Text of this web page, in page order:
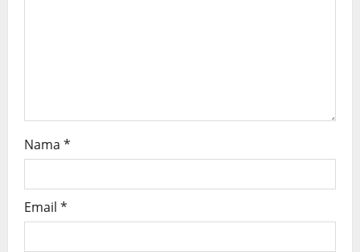
Nama *
Email *